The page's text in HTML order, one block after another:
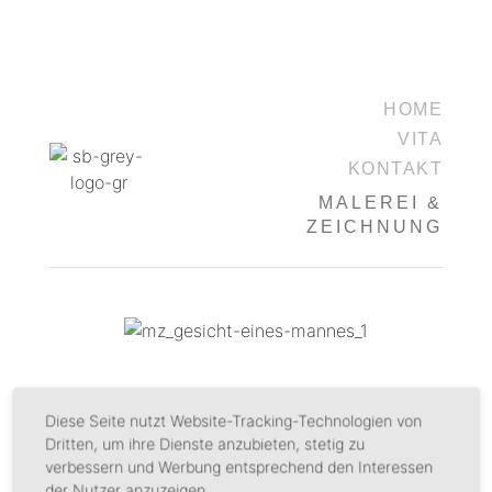
HOME
VITA
KONTAKT
MALEREI &
ZEICHNUNG
Diese Seite nutzt Website-Tracking-Technologien von
Dritten, um ihre Dienste anzubieten, stetig zu
verbessern und Werbung entsprechend den Interessen